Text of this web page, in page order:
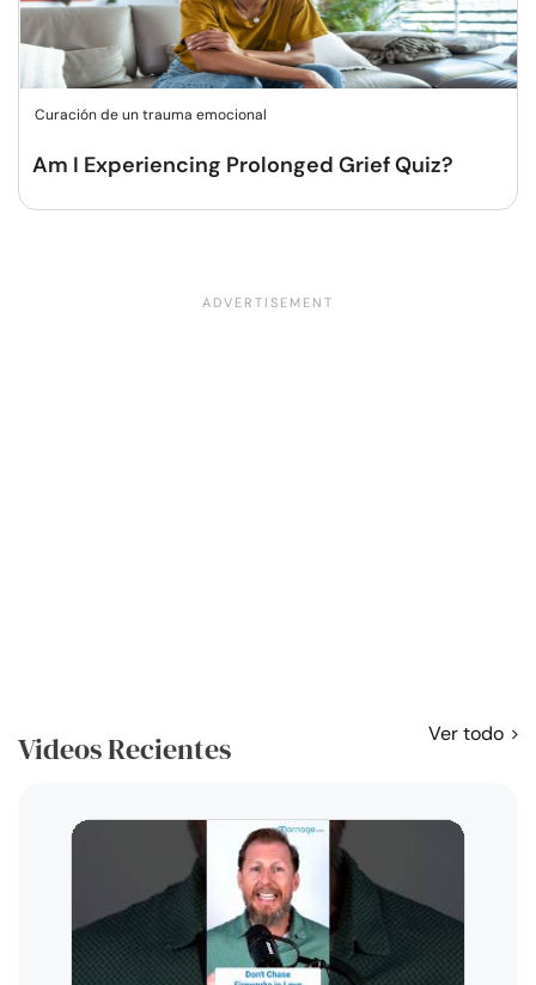
Curación de un trauma emocional
Am I Experiencing Prolonged Grief Quiz?
Videos Recientes Ver todo